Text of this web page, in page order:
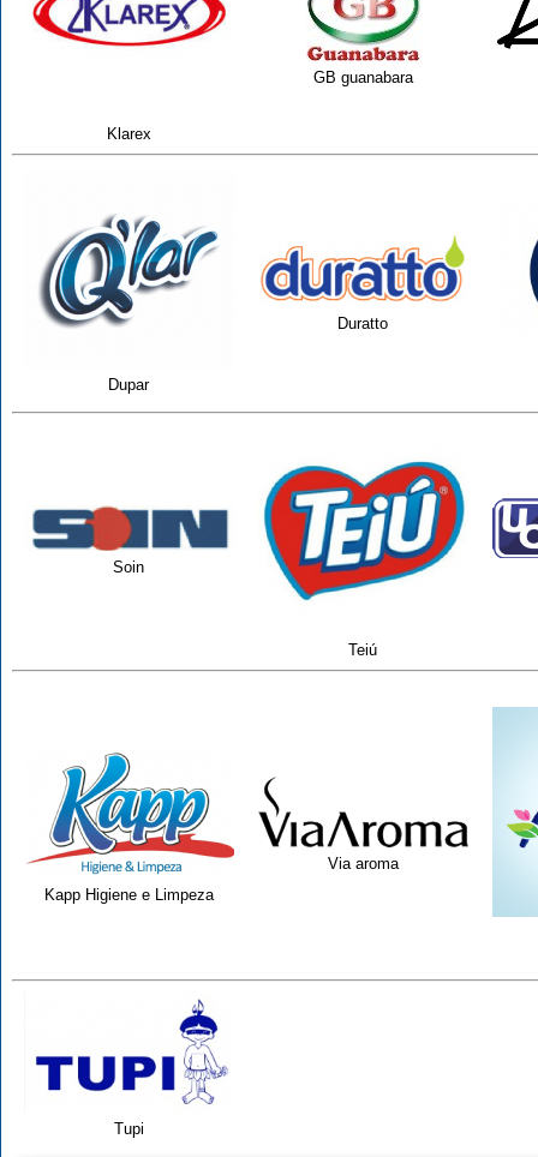
Klarex
GB guanabara
Dupar
Duratto
Soin
Teiú
Kapp Higiene e Limpeza
Via aroma
Tupi